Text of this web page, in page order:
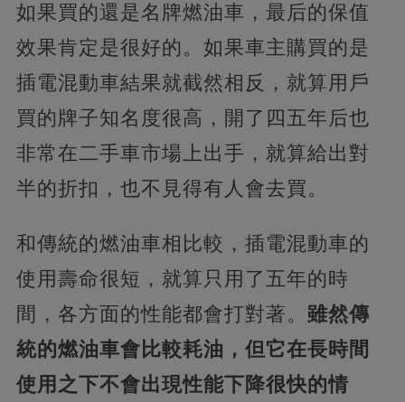
如果買的還是名牌燃油車，最后的保值
效果肯定是很好的。如果車主購買的是
插電混動車結果就截然相反，就算用戶
買的牌子知名度很高，開了四五年后也
非常在二手車市場上出手，就算給出對
半的折扣，也不見得有人會去買。
和傳統的燃油車相比較，插電混動車的
使用壽命很短，就算只用了五年的時
間，各方面的性能都會打對著。 雖然傳
統的燃油車會比較耗油，但它在長時間
使用之下不會出現性能下降很快的情